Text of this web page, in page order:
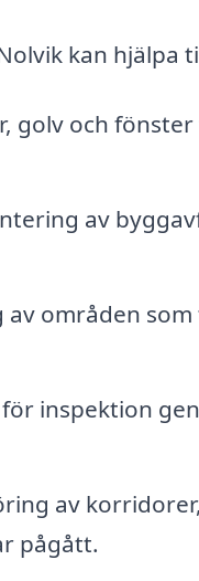
kan hjälpa
golv och
av
områden
inspektion
av
pågått.